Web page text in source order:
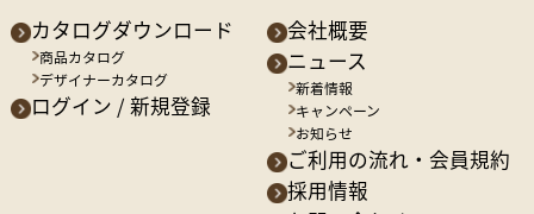
カタログダウンロード
商品カタログ
デザイナーカタログ
ログイン / 新規登録
会社概要
ニュース
新着情報
キャンペーン
お知らせ
ご利用の流れ・会員規約
採用情報